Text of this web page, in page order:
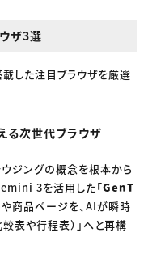
ザ3選
した注目ブラウザを厳選
る次世代ブラウザ
ジングの概念を根本から
3を活用した「GenT
商品ページを、AIが瞬時
表や行程表）」へと再構